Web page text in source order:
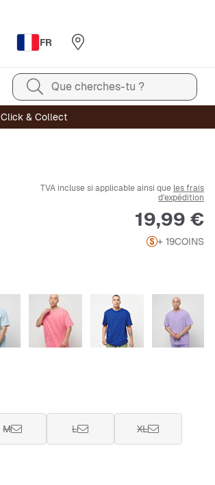
FR
Que cherches-tu ?
Click & Collect
TVA incluse si applicable ainsi que les frais
d'expédition
Prix
19,99 €
+ 19COINS
M L XL